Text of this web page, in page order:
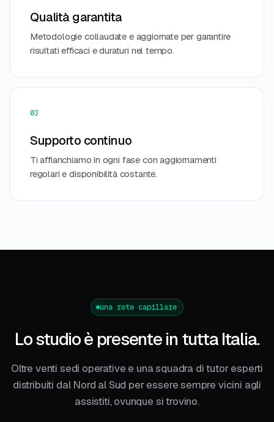
Qualità garantita
Metodologie collaudate e aggiornate per garantire
risultati efficaci e duraturi nel tempo.
03
Supporto continuo
Ti affianchiamo in ogni fase con aggiornamenti
regolari e disponibilità costante.
una rete capillare
Lo studio è presente in tutta Italia.
Oltre venti sedi operative e una squadra di tutor esperti
distribuiti dal Nord al Sud per essere sempre vicini agli
assistiti, ovunque si trovino.